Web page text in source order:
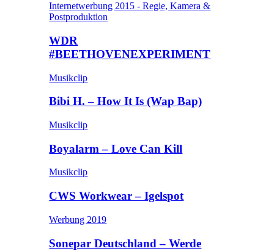
Internetwerbung 2015 - Regie, Kamera &
Postproduktion
WDR
#BEETHOVENEXPERIMENT
Musikclip
Bibi H. – How It Is (Wap Bap)
Musikclip
Boyalarm – Love Can Kill
Musikclip
CWS Workwear – Igelspot
Werbung 2019
Sonepar Deutschland – Werde